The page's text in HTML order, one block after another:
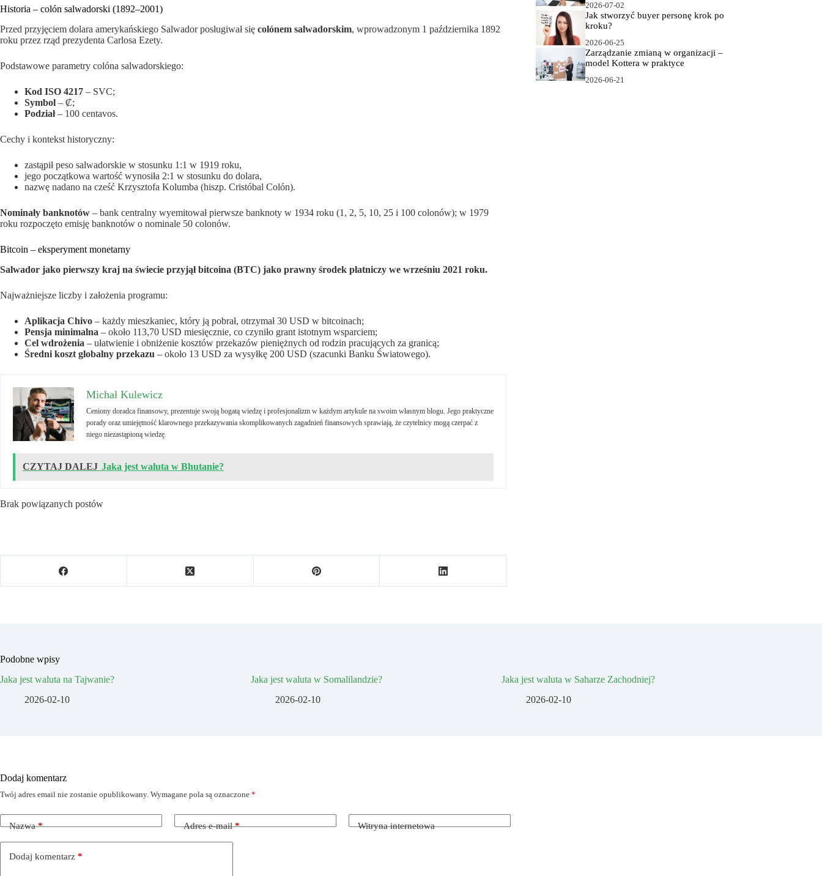
Historia – colón salwadorski (1892–2001)
Przed przyjęciem dolara amerykańskiego Salwador posługiwał się colónem salwadorskim, wprowadzonym 1 października 1892
roku przez rząd prezydenta Carlosa Ezety.
Podstawowe parametry colóna salwadorskiego:
Kod ISO 4217 – SVC;
Symbol – ₡;
Podział– 100 centavos.
Cechy i kontekst historyczny:
zastąpił peso salwadorskie w stosunku 1:1 w 1919 roku,
jego początkowa wartość wynosiła 2:1 w stosunku do dolara,
nazwę nadano na cześć Krzysztofa Kolumba (hiszp. Cristóbal Colón).
Nominały banknotów – bank centralny wyemitował pierwsze banknoty w 1934 roku (1, 2, 5, 10, 25 i 100 colonów); w 1979
roku rozpoczęto emisję banknotów o nominale 50 colonów.
Bitcoin – eksperyment monetarny
Salwador jako pierwszy kraj na świecie przyjął bitcoina (BTC) jako prawny środek płatniczy we wrześniu 2021 roku.
Najważniejsze liczby i założenia programu:
Aplikacja Chivo – każdy mieszkaniec, który ją pobrał, otrzymał 30 USD w bitcoinach;
Pensja minimalna – około 113,70 USD miesięcznie, co czyniło grant istotnym wsparciem;
Cel wdrożenia – ułatwienie i obniżenie kosztów przekazów pieniężnych od rodzin pracujących za granicą;
Średni koszt globalny przekazu – około 13 USD za wysyłkę 200 USD (szacunki Banku Światowego).
Michał Kulewicz
Ceniony doradca finansowy, prezentuje swoją bogatą wiedzę i profesjonalizm w każdym artykule na swoim własnym blogu. Jego praktyczne
porady oraz umiejętność klarownego przekazywania skomplikowanych zagadnień finansowych sprawiają, że czytelnicy mogą czerpać z
niego niezastąpioną wiedzę.
CZYTAJ DALEJ Jaka jest waluta w Bhutanie?
Brak powiązanych postów
2026-07-02
Jak stworzyć buyer personę krok po
kroku?
2026-06-25
Zarządzanie zmianą w organizacji –
model Kottera w praktyce
2026-06-21
Podobne wpisy
Jaka jest waluta na Tajwanie?
2026-02-10
Jaka jest waluta w Somalilandzie?
2026-02-10
Jaka jest waluta w Saharze Zachodniej?
2026-02-10
Dodaj komentarz
Twój adres email nie zostanie opublikowany. Wymagane pola są oznaczone *
Nazwa* Adres e-mail* Witryna internetowa
Dodaj komentarz *